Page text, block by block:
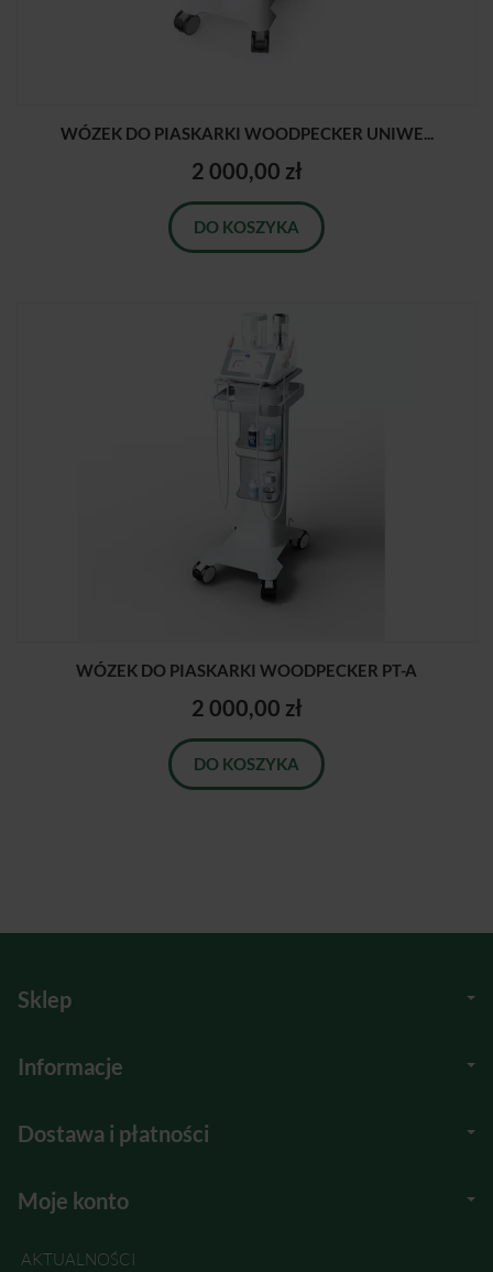
WÓZEK DO PIASKARKI WOODPECKER UNIWE...
2 000,00 zł
DO KOSZYKA
WÓZEK DO PIASKARKI WOODPECKER PT-A
2 000,00 zł
DO KOSZYKA
Sklep
Informacje
Dostawa i płatności
Moje konto
AKTUALNOŚCI